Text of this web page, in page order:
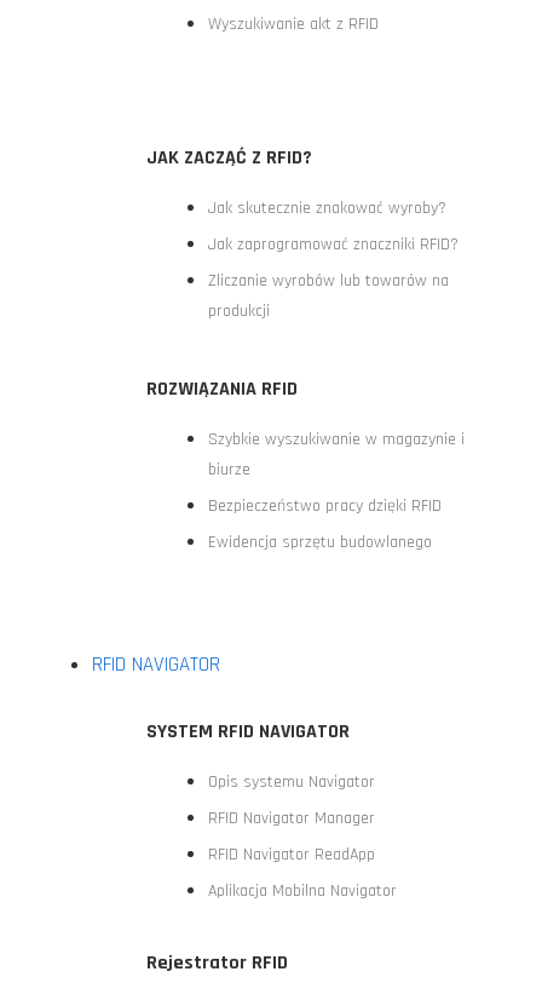
Wyszukiwanie akt z RFID
JAK ZACZĄĆ Z RFID?
Jak skutecznie znakować wyroby?
Jak zaprogramować znaczniki RFID?
Zliczanie wyrobów lub towarów na
produkcji
ROZWIĄZANIA RFID
Szybkie wyszukiwanie w magazynie i
biurze
Bezpieczeństwo pracy dzięki RFID
Ewidencja sprzętu budowlanego
RFID NAVIGATOR
SYSTEM RFID NAVIGATOR
Opis systemu Navigator
RFID Navigator Manager
RFID Navigator ReadApp
Aplikacja Mobilna Navigator
Rejestrator RFID